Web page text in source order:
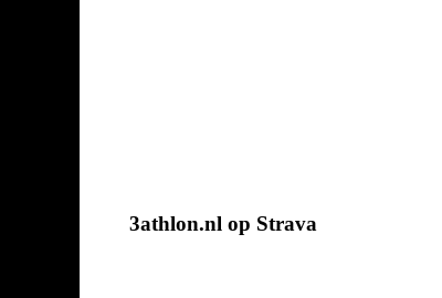
3athlon.nl op Strava